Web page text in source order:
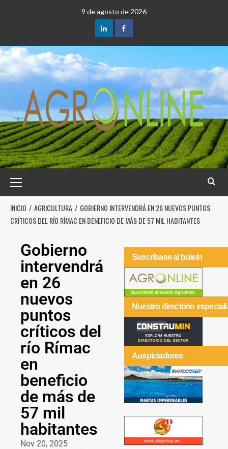
9 de agosto de 2026
INICIO AGRICULTURA
GOBIERNO INTERVENDRÁ EN 26 NUEVOS PUNTOS
CRÍTICOS DEL RÍO RÍMAC EN BENEFICIO DE MÁS DE 57 MIL HABITANTES
Gobierno
intervendrá
en 26
nuevos
puntos
críticos del
río Rímac
en
beneficio
de más de
57 mil
habitantes
Nov 20, 2025
Suscríbase al boleín
Nuestro directorio
Auspiciadores